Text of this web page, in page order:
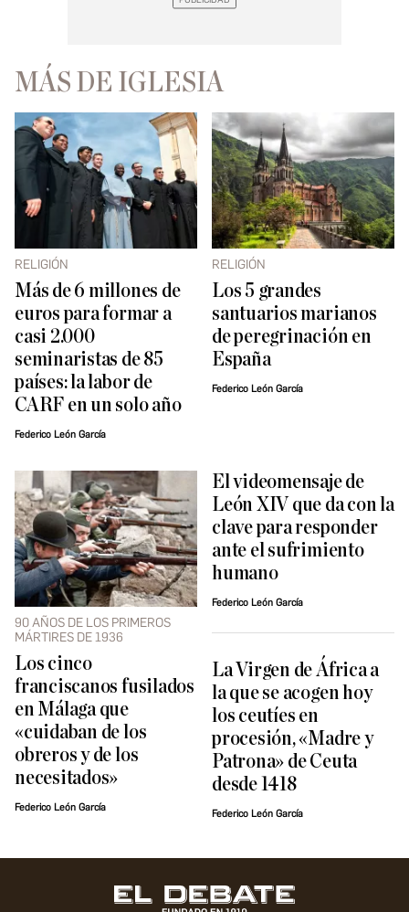
MÁS DE IGLESIA
RELIGIÓN
Más de 6 millones de
euros para formar a
casi 2.000
seminaristas de 85
países: la labor de
CARF en un solo año
Federico León García
RELIGIÓN
Los 5 grandes
santuarios marianos
de peregrinación en
España
Federico León García
90 AÑOS DE LOS PRIMEROS
MÁRTIRES DE 1936
Los cinco
franciscanos fusilados
en Málaga que
«cuidaban de los
obreros y de los
necesitados»
Federico León García
El videomensaje de
León XIV que da con la
clave para responder
ante el sufrimiento
humano
Federico León García
La Virgen de África a
la que se acogen hoy
los ceutíes en
procesión, «Madre y
Patrona» de Ceuta
desde 1418
Federico León García